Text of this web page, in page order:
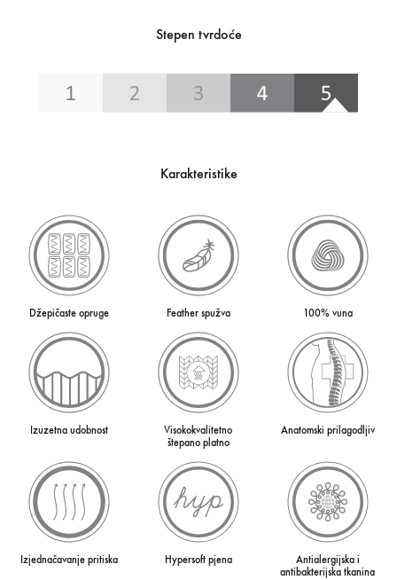
Stepen tvrdoće
Karakteristike
Džepičaste opruge Feather spužva 100% vuna
Izuzetna udobnost
Visokokvalitetno
štepano platno
Anatomski prilagodljiv
Izjednačavanje pritiska Hypersoft pjena
Antialergijska i
antibakterijska tkanina